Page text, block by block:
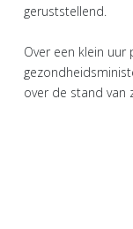
geruststellend.
Over een klein
over de stand van